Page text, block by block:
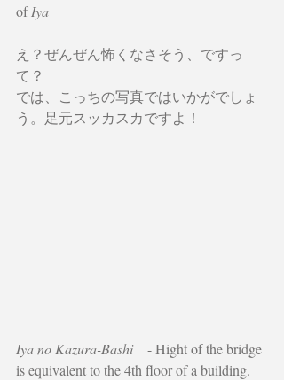
of Iya
え？ぜんぜん怖くなさそう、ですっ
て？
では、こっちの写真ではいかがでしょ
う。足元スッカスカですよ！
Iya no Kazura-Bashi - Hight of the bridge
is equivalent to the 4th floor of a building.